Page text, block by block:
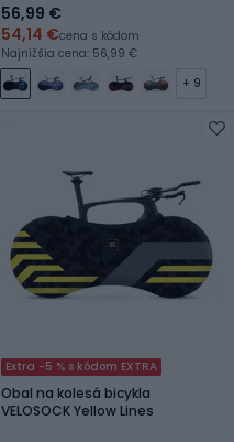
56,99 €
54,14 €cena s kódom
Najnižšia cena: 56,99 €
+ 9
Extra -5 % s kódom EXTRA
Obal na kolesá bicykla
VELOSOCK Yellow Lines